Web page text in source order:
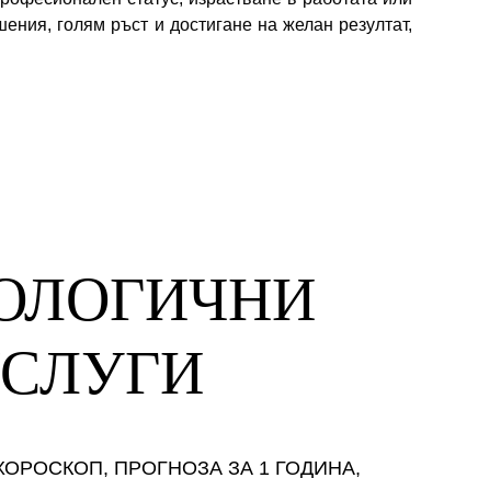
голям ръст и достигане на желан резултат,
ПРОГНОЗА ЗА 1 ГОДИНА,